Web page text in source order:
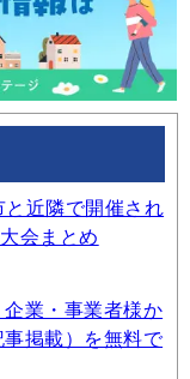
と近隣で開催され
会まとめ
業・事業者様か
掲載）を無料で